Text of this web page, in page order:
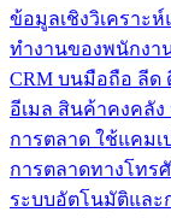
ข้อมูลเชิงวิเคราะ
ทำงานของพนักงา
CRM บนมือถือ ลีด
อีเมล สินค้าคงคลั
การตลาด ใช้แคมเ
การตลาดทางโทร
ระบบอัตโนมัติและ